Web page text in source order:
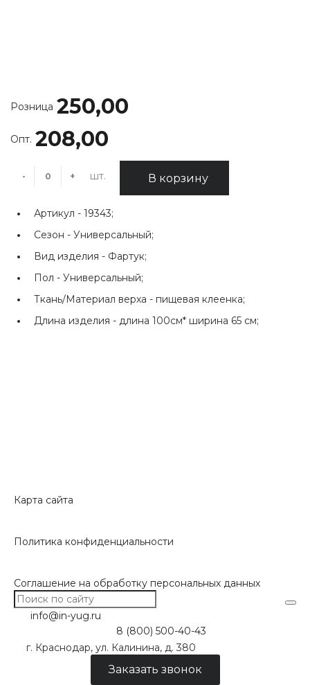
Розница 250,00
Опт. 208,00
- + шт. В корзину
Артикул - 19343;
Сезон - Универсальный;
Вид изделия - Фартук;
Пол - Универсальный;
Ткань/Материал верха - пищевая клеенка;
Длина изделия - длина 100см* ширина 65 см;
Карта сайта
Политика конфиденциальности
Соглашение на обработку персональных данных
info@in-yug.ru
8 (800) 500-40-43
г. Краснодар, ул. Калинина, д. 380
Заказать звонок